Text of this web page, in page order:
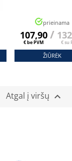
prieinama
107,90
€ be PVM
/
€ su
ŽIŪRĖK
Atgal į viršų 